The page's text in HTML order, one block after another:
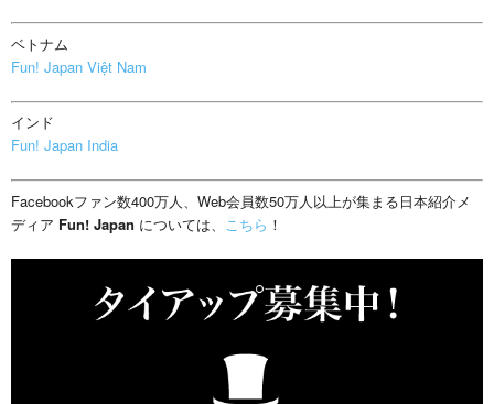
ベトナム
Fun! Japan Việt Nam
インド
Fun! Japan India
Facebookファン数400万人、Web会員数50万人以上が集まる日本紹介メ
ディア Fun! Japan については、 こちら ！